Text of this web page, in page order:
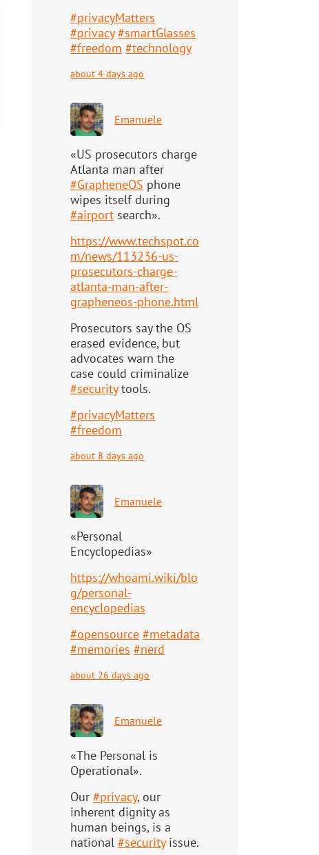
#privacyMatters
#privacy #smartGlasses
#freedom #technology
about 4 days ago
Emanuele
«US prosecutors charge
Atlanta man after
#GrapheneOS phone
wipes itself during
#airport search».
https://www.techspot.co
m/news/113236-us-
prosecutors-charge-
atlanta-man-after-
grapheneos-phone.html
Prosecutors say the OS
erased evidence, but
advocates warn the
case could criminalize
#securitytools.
#privacyMatters
#freedom
about 8 days ago
Emanuele
«Personal
Encyclopedias»
https://whoami.wiki/blo
g/personal-
encyclopedias
#opensource #metadata
#memories #nerd
about 26 days ago
Emanuele
«The Personal is
Operational».
Our #privacy, our
inherent dignity as
human beings, is a
national #securityissue.